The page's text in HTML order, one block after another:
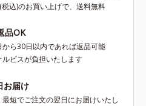
込)のお買い上げで、送料無料
品OK
ら30日以内であれば返品可能
ビスが負担いたします
お届け
短でご注文の翌日にお届けいたし